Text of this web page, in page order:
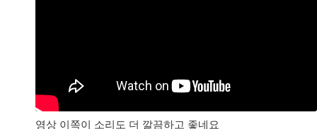
영상 이쪽이 소리도 더 깔끔하고 좋네요